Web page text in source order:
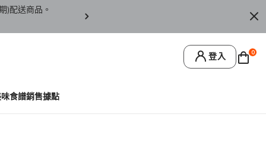
)配送商品。 訂單僅限台灣本島地區配送，恕無法寄送離島
登入 0
食譜銷售據點